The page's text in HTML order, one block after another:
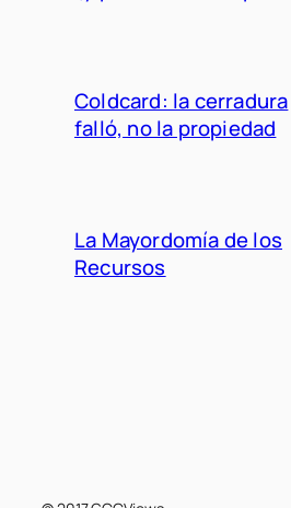
Coldcard: la cerradura
falló, no la propiedad
La Mayordomía de los
Recursos